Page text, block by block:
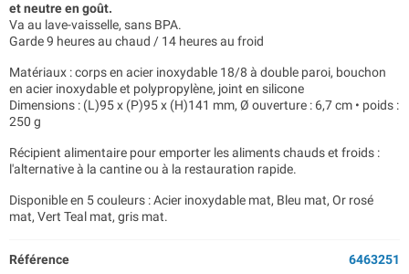
et neutre en goût.
Va au lave-vaisselle, sans BPA.
Garde 9 heures au chaud / 14 heures au froid
Matériaux : corps en acier inoxydable 18/8 à double paroi, bouchon
en acier inoxydable et polypropylène, joint en silicone
Dimensions : (L)95 x (P)95 x (H)141 mm, Ø ouverture : 6,7 cm • poids :
250 g
Récipient alimentaire pour emporter les aliments chauds et froids :
l'alternative à la cantine ou à la restauration rapide.
Disponible en 5 couleurs : Acier inoxydable mat, Bleu mat, Or rosé
mat, Vert Teal mat, gris mat.
Référence 6463251